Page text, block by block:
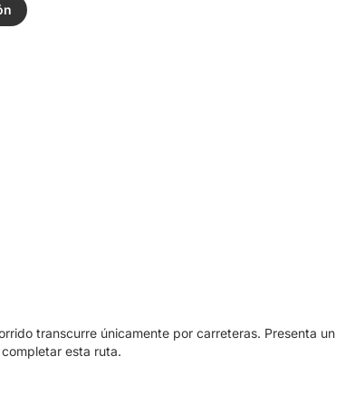
transcurre únicamente por carreteras. Presenta un
esta ruta.